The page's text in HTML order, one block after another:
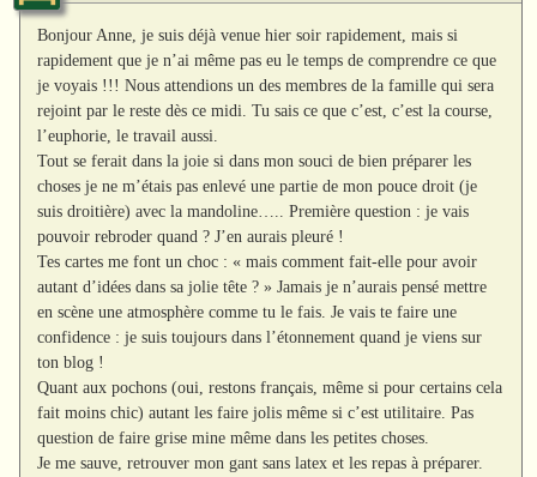
Bonjour Anne, je suis déjà venue hier soir rapidement, mais si
rapidement que je n’ai même pas eu le temps de comprendre ce que
je voyais !!! Nous attendions un des membres de la famille qui sera
rejoint par le reste dès ce midi. Tu sais ce que c’est, c’est la course,
l’euphorie, le travail aussi.
Tout se ferait dans la joie si dans mon souci de bien préparer les
choses je ne m’étais pas enlevé une partie de mon pouce droit (je
suis droitière) avec la mandoline….. Première question : je vais
pouvoir rebroder quand ? J’en aurais pleuré !
Tes cartes me font un choc : « mais comment fait-elle pour avoir
autant d’idées dans sa jolie tête ? » Jamais je n’aurais pensé mettre
en scène une atmosphère comme tu le fais. Je vais te faire une
confidence : je suis toujours dans l’étonnement quand je viens sur
ton blog !
Quant aux pochons (oui, restons français, même si pour certains cela
fait moins chic) autant les faire jolis même si c’est utilitaire. Pas
question de faire grise mine même dans les petites choses.
Je me sauve, retrouver mon gant sans latex et les repas à préparer.